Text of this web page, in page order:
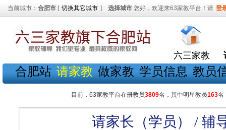
当前城市： 合肥市 [ 切换其它城市 ] 选择城市 您好，欢迎来63家教平台！请 登
六三家教
合肥站 请家教 做家教 学员信息 教员
目前，63家教平台在册教员3809名，其中明星教员163名
请家长（学员） / 辅